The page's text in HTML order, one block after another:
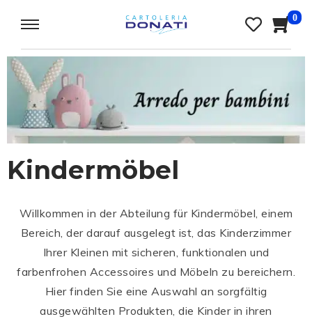
0
Kindermöbel
Willkommen in der Abteilung für Kindermöbel, einem
Bereich, der darauf ausgelegt ist, das Kinderzimmer
Ihrer Kleinen mit sicheren, funktionalen und
farbenfrohen Accessoires und Möbeln zu bereichern.
Hier finden Sie eine Auswahl an sorgfältig
ausgewählten Produkten, die Kinder in ihren